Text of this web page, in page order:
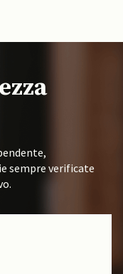
sempre verificate